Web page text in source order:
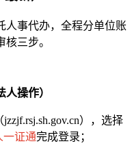
人事代办，全程分单位账
三步。
操作）
），选择
一证通完成登录；